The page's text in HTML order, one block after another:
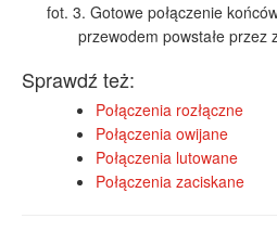
fot. 3. Gotowe połączenie
przewodem powstałe przez
Sprawdź też:
Połączenia rozłączne
Połączenia owijane
Połączenia lutowane
Połączenia zaciskane